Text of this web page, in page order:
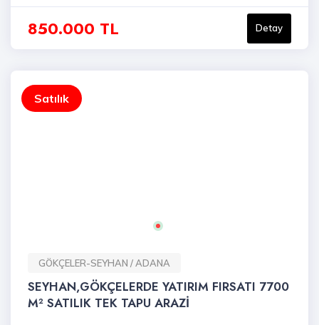
850.000 TL Detay
Satılık
GÖKÇELER-SEYHAN / ADANA
SEYHAN,GÖKÇELERDE YATIRIM FIRSATI 7700
M² SATILIK TEK TAPU ARAZİ